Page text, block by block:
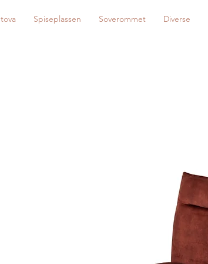
Spiseplassen Soverommet Diverse